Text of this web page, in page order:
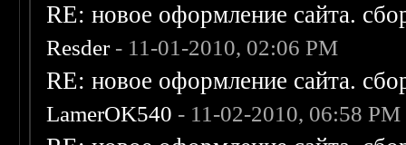
RE: новое оформление сайта.
Resder- 11-01-2010, 02:06 PM
RE: новое оформление сайта.
LamerOK540 - 11-02-2010, 06:58 PM